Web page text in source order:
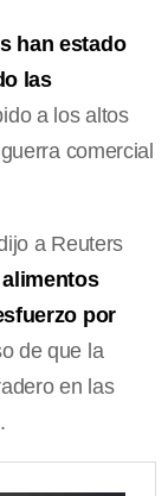
han estado
las
a los altos
comercial
a Reuters
por
de que la
en las